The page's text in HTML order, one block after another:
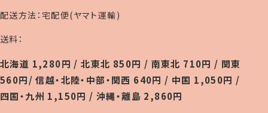
配送方法：宅配便(ヤマト運輸)
送料：
北海道 1,280円 / 北東北 850円 / 南東北 710円 / 関東
560円/ 信越・北陸・中部・関西 640円 / 中国 1,050円 /
四国・九州 1,150円 / 沖縄・離島 2,860円